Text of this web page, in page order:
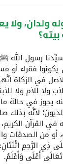
ولدان، ولا
سيِّدنا رسول الله
فقراء أو
في الزكاة
ولا للأم ولا
يجوز في حالة
لأنَّه بذلك
القرآن
من الصدقات
الرَّحِمِ
أَعْلَى وَأَعْلَمُ.